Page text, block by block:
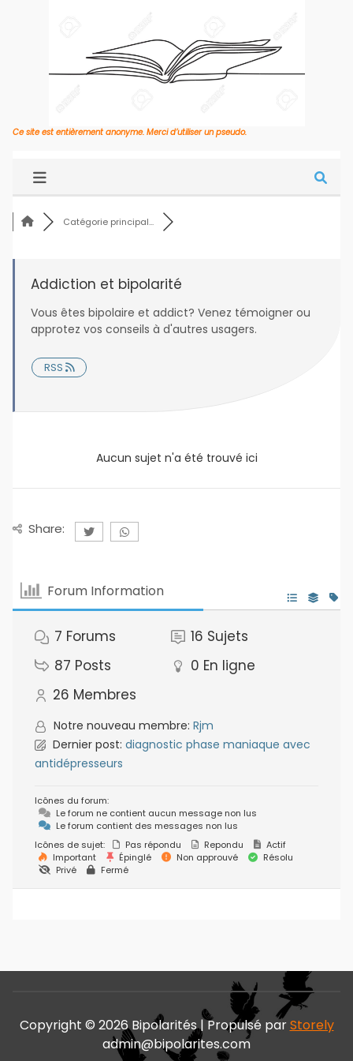
Ce site est entièrement anonyme. Merci d’utiliser un pseudo.
Catégorie principal...
Addiction et bipolarité
Vous êtes bipolaire et addict? Venez témoigner ou
approtez vos conseils à d'autres usagers.
RSS
Aucun sujet n'a été trouvé ici
Share:
Forum Information
7 Forums 16 Sujets
87 Posts 0 En ligne
26 Membres
Notre nouveau membre: Rjm
Dernier post: diagnostic phase maniaque avec
antidépresseurs
Icônes du forum:
Le forum ne contient aucun message non lus
Le forum contient des messages non lus
Icônes de sujet:
Pas répondu Repondu
Actif
Important
Épinglé Non approuvé
Résolu
Privé
Fermé
Copyright © 2026 Bipolarités | Propulsé parStorely
admin@bipolarites.com